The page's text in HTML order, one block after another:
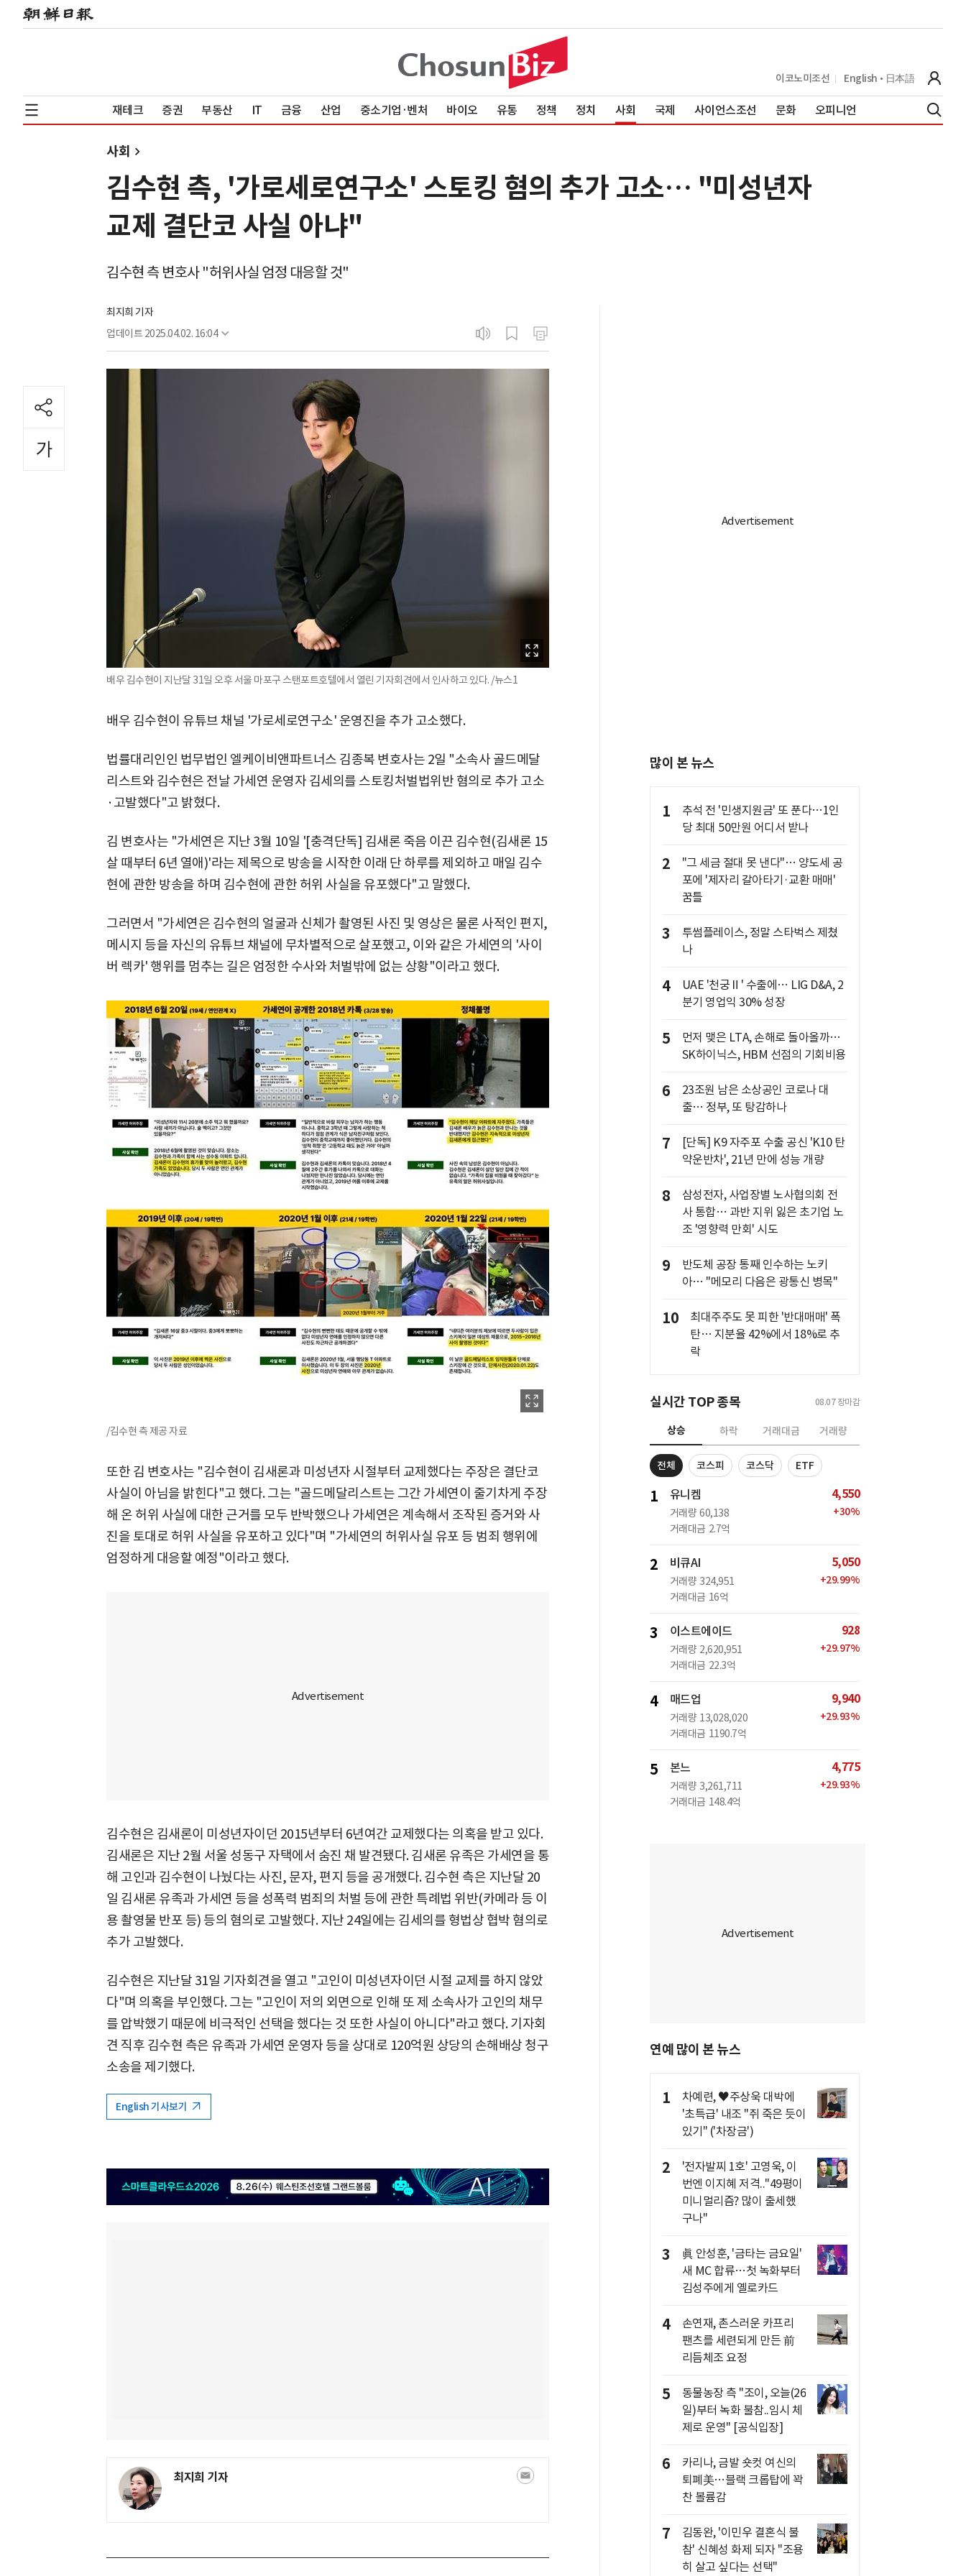
이코노미조선 English 日本語
재테크 증권 부동산 IT 금융 산업 중소기업·벤처 바이오 유통 정책 정치 사회 국제 사이언스조선 문화 오피니언
사회
김수현 측, '가로세로연구소' 스토킹 혐의 추가 고소… "미성년자
교제 결단코 사실 아냐"
김수현 측 변호사 "허위사실 엄정 대응할 것"
최지희 기자
업데이트 2025.04.02. 16:04
배우 김수현이 지난달 31일 오후 서울 마포구 스탠포트호텔에서 열린 기자회견에서 인사하고 있다. /뉴스1
배우 김수현이 유튜브 채널 '가로세로연구소' 운영진을 추가 고소했다.
법률대리인인 법무법인 엘케이비앤파트너스 김종복 변호사는 2일 "소속사 골드메달
리스트와 김수현은 전날 가세연 운영자 김세의를 스토킹처벌법위반 혐의로 추가 고소
·고발했다"고 밝혔다.
김 변호사는 "가세연은 지난 3월 10일 '[충격단독] 김새론 죽음 이끈 김수현(김새론 15
살 때부터 6년 열애)'라는 제목으로 방송을 시작한 이래 단 하루를 제외하고 매일 김수
현에 관한 방송을 하며 김수현에 관한 허위 사실을 유포했다"고 말했다.
그러면서 "가세연은 김수현의 얼굴과 신체가 촬영된 사진 및 영상은 물론 사적인 편지,
메시지 등을 자신의 유튜브 채널에 무차별적으로 살포했고, 이와 같은 가세연의 '사이
버 렉카' 행위를 멈추는 길은 엄정한 수사와 처벌밖에 없는 상황"이라고 했다.
/김수현 측 제공 자료
또한 김 변호사는 "김수현이 김새론과 미성년자 시절부터 교제했다는 주장은 결단코
사실이 아님을 밝힌다"고 했다. 그는 "골드메달리스트는 그간 가세연이 줄기차게 주장
해 온 허위 사실에 대한 근거를 모두 반박했으나 가세연은 계속해서 조작된 증거와 사
진을 토대로 허위 사실을 유포하고 있다"며 "가세연의 허위사실 유포 등 범죄 행위에
엄정하게 대응할 예정"이라고 했다.
김수현은 김새론이 미성년자이던 2015년부터 6년여간 교제했다는 의혹을 받고 있다.
김새론은 지난 2월 서울 성동구 자택에서 숨진 채 발견됐다. 김새론 유족은 가세연을 통
해 고인과 김수현이 나눴다는 사진, 문자, 편지 등을 공개했다. 김수현 측은 지난달 20
일 김새론 유족과 가세연 등을 성폭력 범죄의 처벌 등에 관한 특례법 위반(카메라 등 이
용 촬영물 반포 등) 등의 혐의로 고발했다. 지난 24일에는 김세의를 형법상 협박 혐의로
추가 고발했다.
김수현은 지난달 31일 기자회견을 열고 "고인이 미성년자이던 시절 교제를 하지 않았
다"며 의혹을 부인했다. 그는 "고인이 저의 외면으로 인해 또 제 소속사가 고인의 채무
를 압박했기 때문에 비극적인 선택을 했다는 것 또한 사실이 아니다"라고 했다. 기자회
견 직후 김수현 측은 유족과 가세연 운영자 등을 상대로 120억원 상당의 손해배상 청구
소송을 제기했다.
English 기사보기
최지희 기자
많이 본 뉴스
1
추석 전 '민생지원금' 또 푼다…1인
당 최대 50만원 어디서 받나
2
"그 세금 절대 못 낸다"… 양도세 공
포에 '제자리 갈아타기·교환 매매'
꿈틀
3
투썸플레이스, 정말 스타벅스 제쳤
나
4
UAE '천궁Ⅱ' 수출에… LIG D&A, 2
분기 영업익 30% 성장
5
먼저 맺은 LTA, 손해로 돌아올까…
SK하이닉스, HBM 선점의 기회비용
6
23조원 남은 소상공인 코로나 대
출… 정부, 또 탕감하나
7
[단독] K9 자주포 수출 공신 'K10 탄
약운반차', 21년 만에 성능 개량
8
삼성전자, 사업장별 노사협의회 전
사 통합… 과반 지위 잃은 초기업 노
조 '영향력 만회' 시도
9
반도체 공장 통째 인수하는 노키
아… "메모리 다음은 광통신 병목"
10
최대주주도 못 피한 '반대매매' 폭
탄… 지분율 42%에서 18%로 추
락
실시간 TOP 종목 08.07 장마감
상승 하락 거래대금 거래량
전체 코스피 코스닥 ETF
1 유니켐
거래량 60,138
거래대금 2.7억
4,550
+30%
2 비큐AI
거래량 324,951
거래대금 16억
5,050
+29.99%
3 이스트에이드
거래량 2,620,951
거래대금 22.3억
928
+29.97%
4 매드업
거래량 13,028,020
거래대금 1190.7억
9,940
+29.93%
5 본느
거래량 3,261,711
거래대금 148.4억
4,775
+29.93%
연예 많이 본 뉴스
1
차예련, ♥주상욱 대박에
'초특급' 내조 "쥐 죽은 듯이
있기" ('차장금')
2
'전자발찌 1호' 고영욱, 이
번엔 이지혜 저격.."49평이
미니멀리즘? 많이 출세했
구나"
3
眞 안성훈, '금타는 금요일'
새 MC 합류…첫 녹화부터
김성주에게 옐로카드
4
손연재, 촌스러운 카프리
팬츠를 세련되게 만든 前
리듬체조 요정
5
동물농장 측 "조이, 오늘(26
일)부터 녹화 불참..임시 체
제로 운영" [공식입장]
6
카리나, 금발 숏컷 여신의
퇴폐美…블랙 크롭탑에 꽉
찬 볼륨감
7
김동완, '이민우 결혼식 불
참' 신혜성 화제 되자 "조용
히 살고 싶다는 선택"